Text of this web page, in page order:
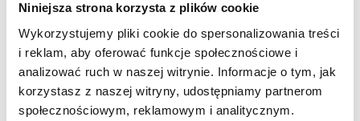
Niniejsza strona korzysta z plików cookie
Wykorzystujemy pliki cookie do spersonalizowania treści
i reklam, aby oferować funkcje społecznościowe i
analizować ruch w naszej witrynie. Informacje o tym, jak
korzystasz z naszej witryny, udostępniamy partnerom
społecznościowym, reklamowym i analitycznym.
ARTICLE:280000
Universal lock for
service/wicket doors
ARTICLE:820503-5000
Bottom profile for low
threshhold